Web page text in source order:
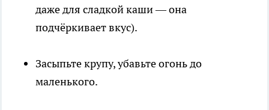
даже для сладкой каши — она
подчёркивает вкус).
Засыпьте крупу, убавьте огонь до
маленького.